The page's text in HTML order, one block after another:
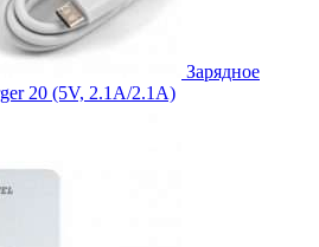
Зарядное
20 (5V, 2.1A/2.1A)